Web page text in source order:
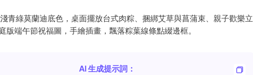
淺青綠莫蘭迪底色，桌面擺放台式肉粽、捆綁艾草與菖蒲束、親子歡樂立
版端午節祝福圖，手繪插畫，飄落粽葉線條點綴邊框。
AI 生成提示詞：